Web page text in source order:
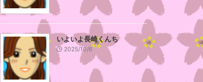
いよいよ長崎くんち
2025/10/6